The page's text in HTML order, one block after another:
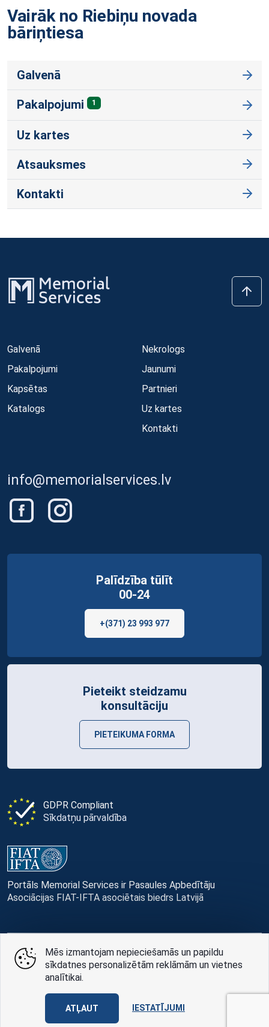
Vairāk no Riebiņu novada
bāriņtiesa
Galvenā
Pakalpojumi 1
Uz kartes
Atsauksmes
Kontakti
Galvenā
Pakalpojumi
Kapsētas
Katalogs
Nekrologs
Jaunumi
Partnieri
Uz kartes
Kontakti
info@memorialservices.lv
GDPR Compliant
Sīkdatņu pārvaldība
Portāls Memorial Services ir Pasaules Apbedītāju
Asociācijas FIAT-IFTA asociētais biedrs Latvijā
Palīdzība tūlīt
00-24
+(371) 23 993 977
Pieteikt steidzamu
konsultāciju
PIETEIKUMA FORMA
© Memorial Services, 2016 — 2026 pr3-g
Privātuma politikai
AABB TEAM
Mēs izmantojam nepieciešamās un papildu
sīkdatnes personalizētām reklāmām un vietnes
analītikai.
ATĻAUT IESTATĪJUMI